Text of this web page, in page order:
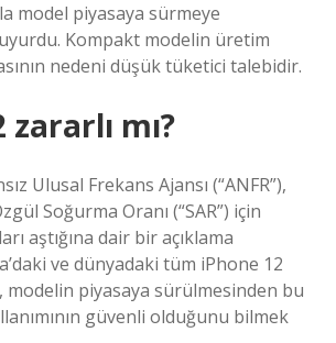
model piyasaya sürmeye
Kompakt modelin üretim
nedeni düşük tüketici talebidir.
mı?
Ulusal Frekans Ajansı (“ANFR”),
Soğurma Oranı (“SAR”) için
aştığına dair bir açıklama
ve dünyadaki tüm iPhone 12
modelin piyasaya sürülmesinden bu
güvenli olduğunu bilmek